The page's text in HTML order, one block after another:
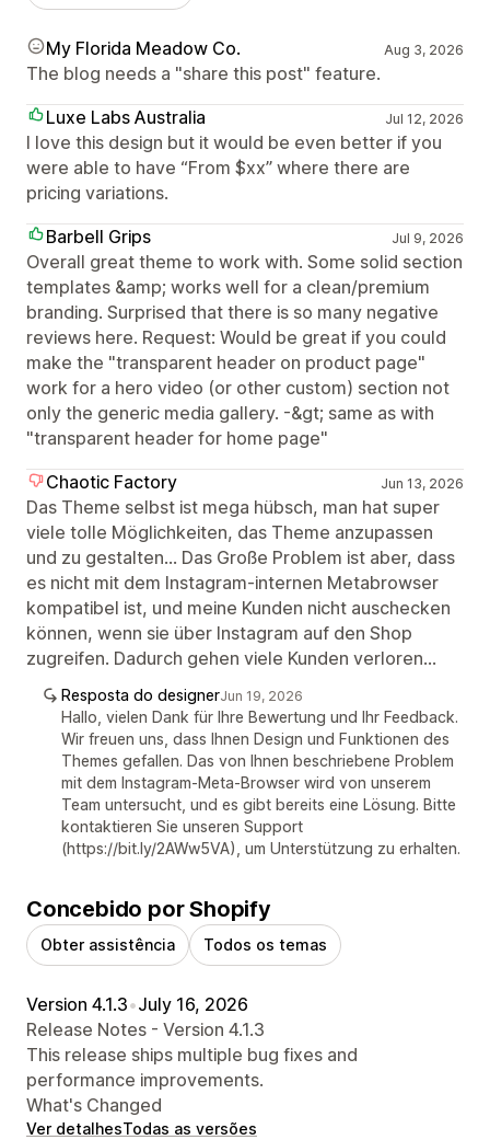
My Florida Meadow Co. Aug 3, 2026
The blog needs a "share this post" feature.
Luxe Labs Australia
Jul 12, 2026
I love this design but it would be even better if you
were able to have “From $xx” where there are
pricing variations.
Barbell Grips
Jul 9, 2026
Overall great theme to work with. Some solid section
templates &amp; works well for a clean/premium
branding. Surprised that there is so many negative
reviews here. Request: Would be great if you could
make the "transparent header on product page"
work for a hero video (or other custom) section not
only the generic media gallery. -&gt; same as with
"transparent header for home page"
Chaotic Factory
Jun 13, 2026
Das Theme selbst ist mega hübsch, man hat super
viele tolle Möglichkeiten, das Theme anzupassen
und zu gestalten... Das Große Problem ist aber, dass
es nicht mit dem Instagram-internen Metabrowser
kompatibel ist, und meine Kunden nicht auschecken
können, wenn sie über Instagram auf den Shop
zugreifen. Dadurch gehen viele Kunden verloren...
Resposta do designerJun 19, 2026
Hallo, vielen Dank für Ihre Bewertung und Ihr Feedback.
Wir freuen uns, dass Ihnen Design und Funktionen des
Themes gefallen. Das von Ihnen beschriebene Problem
mit dem Instagram-Meta-Browser wird von unserem
Team untersucht, und es gibt bereits eine Lösung. Bitte
kontaktieren Sie unseren Support
(https://bit.ly/2AWw5VA), um Unterstützung zu erhalten.
Concebido por Shopify
Obter assistência Todos os temas
Version 4.1.3•July 16, 2026
Release Notes - Version 4.1.3
This release ships multiple bug fixes and
performance improvements.
What's Changed
Ver detalhesTodas as versões